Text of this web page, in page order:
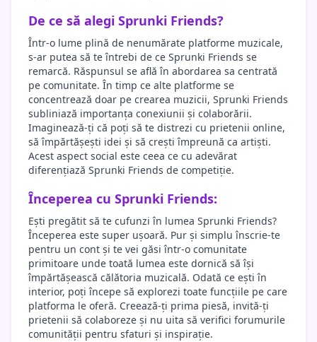
De ce să alegi Sprunki Friends?
Într-o lume plină de nenumărate platforme muzicale,
s-ar putea să te întrebi de ce Sprunki Friends se
remarcă. Răspunsul se află în abordarea sa centrată
pe comunitate. În timp ce alte platforme se
concentrează doar pe crearea muzicii, Sprunki Friends
subliniază importanța conexiunii și colaborării.
Imaginează-ți că poți să te distrezi cu prietenii online,
să împărtășești idei și să crești împreună ca artiști.
Acest aspect social este ceea ce cu adevărat
diferențiază Sprunki Friends de competiție.
Începerea cu Sprunki Friends:
Ești pregătit să te cufunzi în lumea Sprunki Friends?
Începerea este super ușoară. Pur și simplu înscrie-te
pentru un cont și te vei găsi într-o comunitate
primitoare unde toată lumea este dornică să își
împărtășească călătoria muzicală. Odată ce ești în
interior, poți începe să explorezi toate funcțiile pe care
platforma le oferă. Creează-ți prima piesă, invită-ți
prietenii să colaboreze și nu uita să verifici forumurile
comunității pentru sfaturi și inspirație.